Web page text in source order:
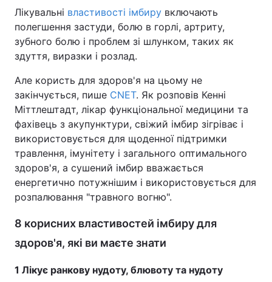
Головна Війна
Україна Політика
Економіка
Спорт Наука
Техно і зв'язок
Зброя Інциденти
Здоров'я Туризм
Цікавинки Погода
Екологія Регіони
Лонгріди
Лікувальні властивості імбиру включають
полегшення застуди, болю в горлі, артриту,
зубного болю і проблем зі шлунком, таких як
здуття, виразки і розлад.
Але користь для здоров'я на цьому не
закінчується, пише CNET. Як розповів Кенні
Міттлештадт, лікар функціональної медицини та
фахівець з акупунктури, свіжий імбир зігріває і
використовується для щоденної підтримки
травлення, імунітету і загального оптимального
здоров'я, а сушений імбир вважається
енергетично потужнішим і використовується для
розпалювання "травного вогню".
8 корисних властивостей імбиру для
здоров'я, які ви маєте знати
1 Лікує ранкову нудоту, блювоту та нудоту